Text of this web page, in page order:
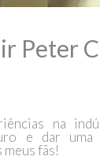
Peter
na
e dar uma
fãs!